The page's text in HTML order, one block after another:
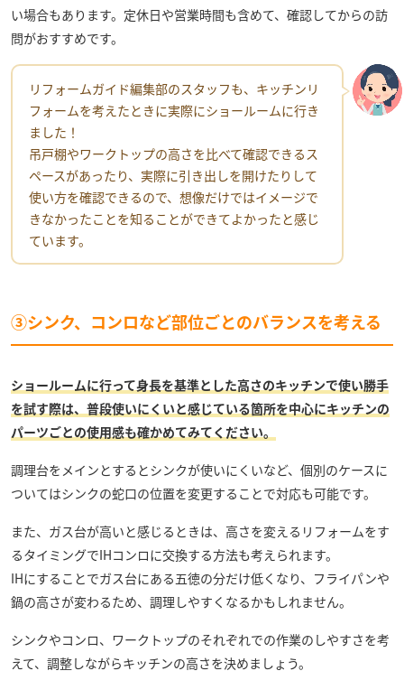
い場合もあります。定休日や営業時間も含めて、確認してからの訪
問がおすすめです。
リフォームガイド編集部のスタッフも、キッチンリ
フォームを考えたときに実際にショールームに行き
ました！
吊戸棚やワークトップの高さを比べて確認できるス
ペースがあったり、実際に引き出しを開けたりして
使い方を確認できるので、想像だけではイメージで
きなかったことを知ることができてよかったと感じ
ています。
③シンク、コンロなど部位ごとのバランスを考える
ショールームに行って身長を基準とした高さのキッチンで使い勝手
を試す際は、普段使いにくいと感じている箇所を中心にキッチンの
パーツごとの使用感も確かめてみてください。
調理台をメインとするとシンクが使いにくいなど、個別のケースに
ついてはシンクの蛇口の位置を変更することで対応も可能です。
また、ガス台が高いと感じるときは、高さを変えるリフォームをす
るタイミングでIHコンロに交換する方法も考えられます。
IHにすることでガス台にある五徳の分だけ低くなり、フライパンや
鍋の高さが変わるため、調理しやすくなるかもしれません。
シンクやコンロ、ワークトップのそれぞれでの作業のしやすさを考
えて、調整しながらキッチンの高さを決めましょう。